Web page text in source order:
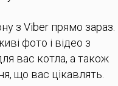
з Viber прямо зараз.
фото і відео з
вас котла, а також
що вас цікавлять.